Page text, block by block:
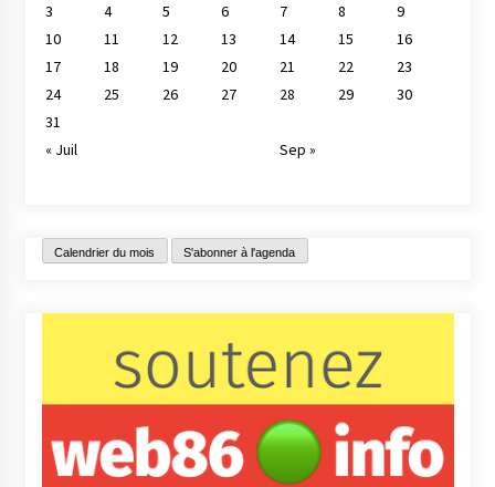
3
4 5 6 7 8
9
10
11 12 13 14 15
16
17
18 19 20 21 22
23
24
25 26 27 28 29
30
31
« Juil
Sep »
Calendrier du mois S'abonner à l'agenda